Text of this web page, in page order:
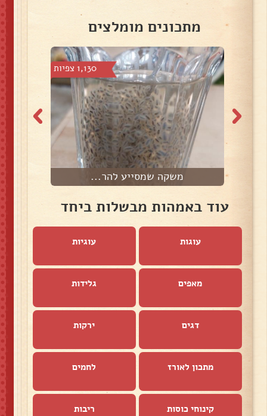
מתכונים מומלצים
1,130 צפיות
משקה שמסייע להר...
עוד באמהות מבשלות ביחד
עוגות עוגיות
מאפים גלידות
דגים ירקות
מתכון לאורז לחמים
קינוחי כוסות ריבות